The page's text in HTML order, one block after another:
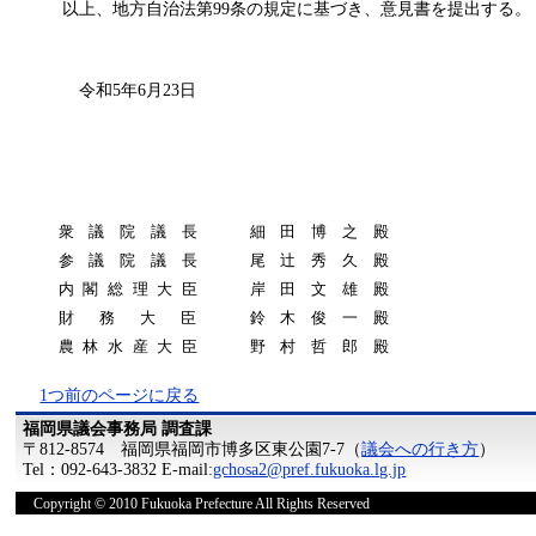
以上、地方自治法第99条の規定に基づき、意見書を提出する。
令和5年6月23日
衆議院議長
細田博之殿
参議院議長
尾辻秀久殿
内閣総理大臣
岸田文雄殿
財務大臣
鈴木俊一殿
農林水産大臣
野村哲郎殿
1つ前のページに戻る
福岡県議会事務局 調査課
〒812-8574 福岡県福岡市博多区東公園7-7（議会への行き方）
Tel：092-643-3832 E-mail:gchosa2@pref.fukuoka.lg.jp
Copyright © 2010 Fukuoka Prefecture All Rights Reserved